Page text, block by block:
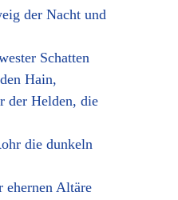
der Nacht und
Schatten
Hain,
der Helden, die
die dunkeln
ehernen Altäre